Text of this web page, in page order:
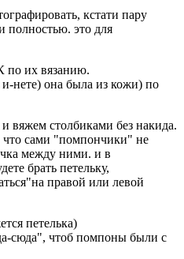
кстати пару
полностью. это для
по их вязанию.
нете) она была из кожи) по
вяжем столбиками без накида.
что сами "помпончики" не
между ними. и в
брать петельку,
правой или левой
петелька)
сюда", чтоб помпоны были с